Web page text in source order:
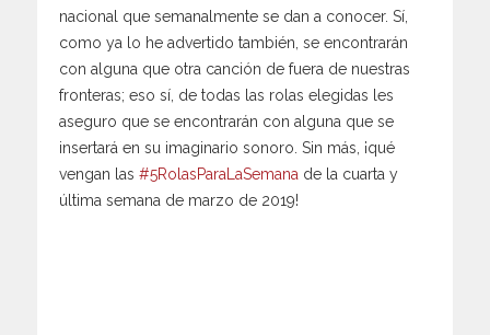
nacional que semanalmente se dan a conocer. Sí,
como ya lo he advertido también, se encontrarán
con alguna que otra canción de fuera de nuestras
fronteras; eso sí, de todas las rolas elegidas les
aseguro que se encontrarán con alguna que se
insertará en su imaginario sonoro. Sin más, ¡qué
vengan las #5RolasParaLaSemana de la cuarta y
última semana de marzo de 2019!